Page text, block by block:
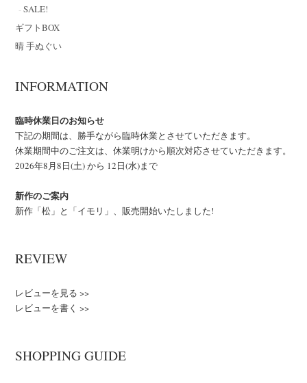
SALE!
ギフトBOX
晴 手ぬぐい
INFORMATION
臨時休業日のお知らせ
下記の期間は、勝手ながら臨時休業とさせていただきます。
休業期間中のご注文は、休業明けから順次対応させていただきます。
2026年8月8日(土) から 12日(水)まで
新作のご案内
新作「松」と「イモリ」、販売開始いたしました!
REVIEW
レビューを見る >>
レビューを書く >>
SHOPPING GUIDE